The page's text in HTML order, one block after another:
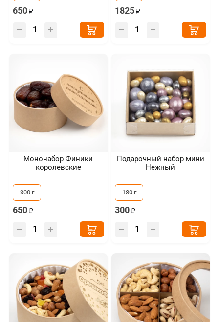
650 1825
Мононабор Финики
королевские
300 г
650
Подарочный набор мини
Нежный
180 г
300